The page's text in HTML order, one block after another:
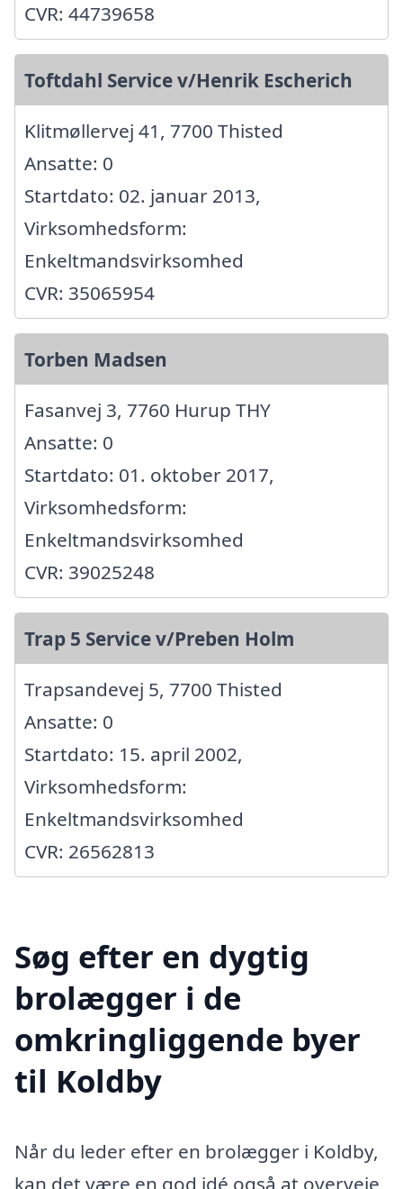
CVR: 44739658
Toftdahl Service v/Henrik Escherich
Klitmøllervej 41, 7700 Thisted
Ansatte: 0
Startdato: 02. januar 2013,
Virksomhedsform:
Enkeltmandsvirksomhed
CVR: 35065954
Torben Madsen
Fasanvej 3, 7760 Hurup THY
Ansatte: 0
Startdato: 01. oktober 2017,
Virksomhedsform:
Enkeltmandsvirksomhed
CVR: 39025248
Trap 5 Service v/Preben Holm
Trapsandevej 5, 7700 Thisted
Ansatte: 0
Startdato: 15. april 2002,
Virksomhedsform:
Enkeltmandsvirksomhed
CVR: 26562813
Søg efter en dygtig
brolægger i de
omkringliggende byer
til Koldby
Når du leder efter en brolægger i Koldby,
kan det være en god idé også at overveje